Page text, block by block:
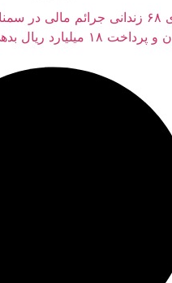
۶۸ زندانی جرائم مالی در سمنان با
بدهی